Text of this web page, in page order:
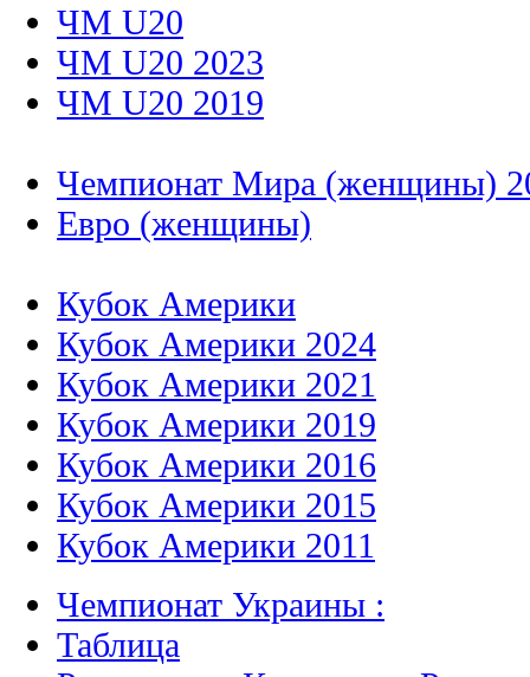
ЧМ U20
ЧМ U20 2023
ЧМ U20 2019
Чемпионат Мира (женщины)
Евро (женщины)
Кубок Америки
Кубок Америки 2024
Кубок Америки 2021
Кубок Америки 2019
Кубок Америки 2016
Кубок Америки 2015
Кубок Америки 2011
Чемпионат Украины :
Таблица